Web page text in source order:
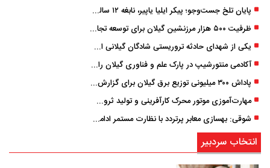
پایان تلخ جست‌وجو؛ پیکر ایلیا یاپیر، نابغه ۱۲ ساله لاهیجانی پیدا شد
ظرفیت ۵۰۰ هزار مرزنشین گیلان برای توسعه تجارت فعال می‌شود
یکی از شهدای حادثه تروریستی شادگان گیلانی است/ شهادت «سینا سیاه‌ نژاد» در درگیری با اشرار مسلح
آکادمی منتورشیپ در پارک علم و فناوری گیلان راه‌اندازی شد
پاداش ۳۰۰ میلیونی توزیع برق گیلان برای گزارش ماینرهای غیرمجاز
مهارت‌آموزی موتور محرک کارآفرینی و تولید ثروت است
شوقی: بهسازی معابر پرتردد با نظارت مستمر ادامه دارد
انتخاب سردبیر